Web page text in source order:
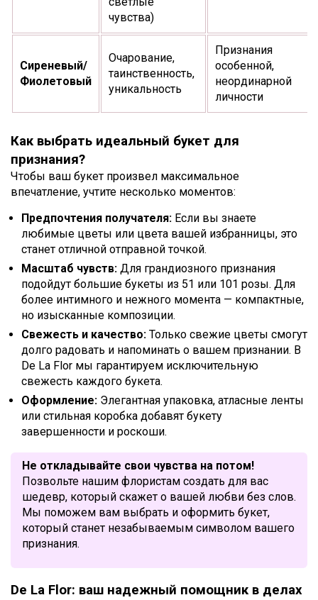
чувства)
Сиреневый/
Фиолетовый
Очарование,
таинственность,
уникальность
Признания
особенной,
неординарной
личности
Как выбрать идеальный букет для
признания?
Чтобы ваш букет произвел максимальное
впечатление, учтите несколько моментов:
Предпочтения получателя: Если вы знаете
любимые цветы или цвета вашей избранницы, это
станет отличной отправной точкой.
Масштаб чувств: Для грандиозного признания
подойдут большие букеты из 51 или 101 розы. Для
более интимного и нежного момента — компактные,
но изысканные композиции.
Свежесть и качество: Только свежие цветы смогут
долго радовать и напоминать о вашем признании. В
De La Flor мы гарантируем исключительную
свежесть каждого букета.
Оформление: Элегантная упаковка, атласные ленты
или стильная коробка добавят букету
завершенности и роскоши.
Не откладывайте свои чувства на потом!
Позвольте нашим флористам создать для вас
шедевр, который скажет о вашей любви без слов.
Мы поможем вам выбрать и оформить букет,
который станет незабываемым символом вашего
признания.
De La Flor: ваш надежный помощник в делах